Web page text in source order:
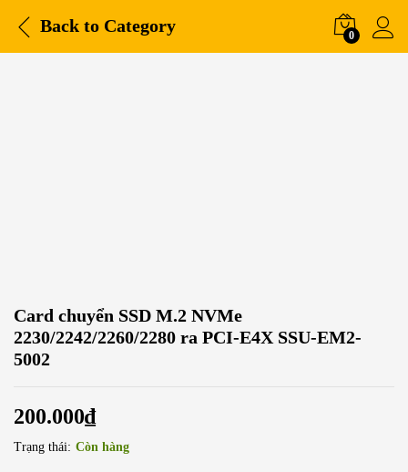
Back to Category 0
Card chuyển SSD M.2 NVMe
2230/2242/2260/2280 ra PCI-E4X SSU-EM2-
5002
200.000₫
Trạng thái: Còn hàng